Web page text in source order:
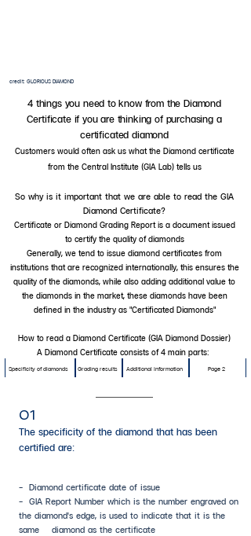
credit: GLORIOUS DIAMOND
4 things you need to know from the Diamond
Certificate if you are thinking of purchasing a
certificated diamond
Customers would often ask us what the Diamond certificate
from the Central Institute (GIA Lab) tells us
So why is it important that we are able to read the GIA
Diamond Certificate?
Certificate or Diamond Grading Report is a document issued
to certify the quality of diamonds
Generally, we tend to issue diamond certificates from
institutions that are recognized internationally, this ensures the
quality of the diamonds, while also adding additional value to
the diamonds in the market, these diamonds have been
defined in the industry as "Certificated Diamonds"
How to read a Diamond Certificate (GIA Diamond Dossier)
A Diamond Certificate consists of 4 main parts:
Specificity of diamonds Grading results Additional information Page 2
01
The specificity of the diamond that has been
certified are:
- Diamond certificate date of issue
- GIA Report Number which is the number engraved on
the diamond's edge, is used to indicate that it is the
same diamond as the certificate